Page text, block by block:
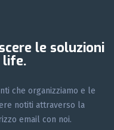
le soluzioni
che organizziamo e le
notiti attraverso la
email con noi.